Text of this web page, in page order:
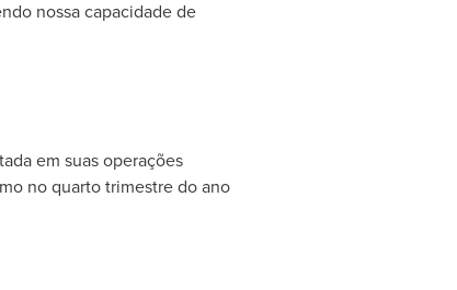
nossa capacidade de
em suas operações
no quarto trimestre do ano